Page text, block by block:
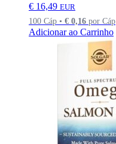
€ 16,49 EUR
100 Cáp • € 0,16 por Cáp
Adicionar ao Carrinho